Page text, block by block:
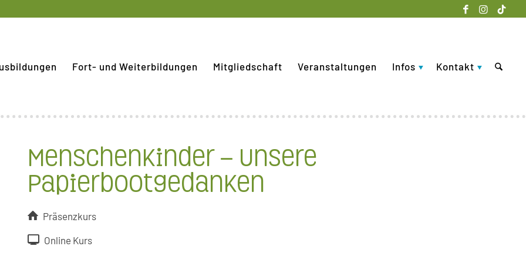
Fort- und Weiterbildungen Mitgliedschaft Veranstaltungen Infos Kontakt
Menschenkinder – Unsere
Papierbootgedanken
Präsenzkurs
Online Kurs